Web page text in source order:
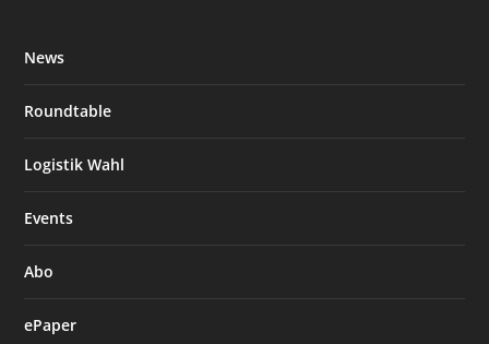
News
Roundtable
Logistik Wahl
Events
Abo
ePaper